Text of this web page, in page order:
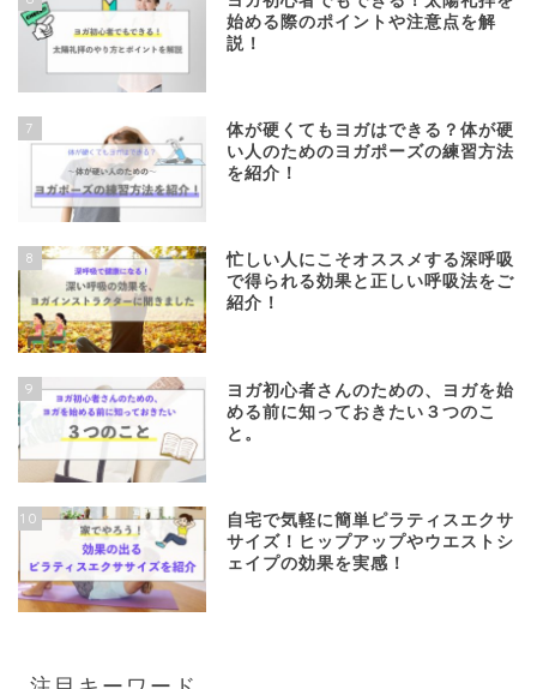
始める際のポイントや注意点を解
説！
7
体が硬くてもヨガはできる？体が硬
い人のためのヨガポーズの練習方法
を紹介！
8
忙しい人にこそオススメする深呼吸
で得られる効果と正しい呼吸法をご
紹介！
9
ヨガ初心者さんのための、ヨガを始
める前に知っておきたい３つのこ
と。
10
自宅で気軽に簡単ピラティスエクサ
サイズ！ヒップアップやウエストシ
ェイプの効果を実感！